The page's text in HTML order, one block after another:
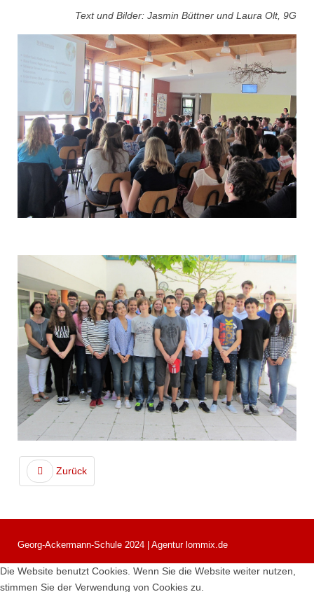
Text und Bilder: Jasmin Büttner und Laura Olt, 9G
Zurück
Georg-Ackermann-Schule 2024 | Agentur lommix.de
Die Website benutzt Cookies. Wenn Sie die Website weiter nutzen,
stimmen Sie der Verwendung von Cookies zu.